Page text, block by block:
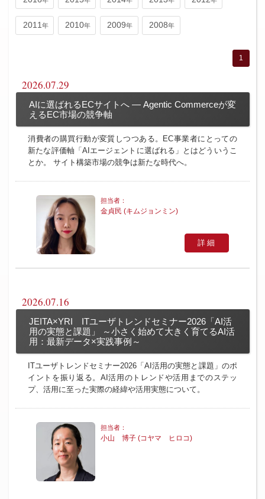
2011 2010 2009 2008
1
2026.07.29
AIに選ばれるECサイトへ ― Agentic Commerceが変
えるEC市場の競争軸
消費者の購買行動が変質しつつある。EC事業者にとっての
新たな評価軸「AIエージェントに選ばれる」とはどういうこ
とか。 サイト構築市場の競争は新たな時代へ。
金貞民 (キムジョンミン)
詳細
2026.07.16
JEITA×YRI ITユーザトレンドセミナー2026「AI活
用の実態と課題」 ～小さく始めて大きく育てるAI活
用：最新データ×実践事例～
ITユーザトレンドセミナー2026「AI活用の実態と課題」のポ
イントを振り返る。AI活用のトレンドや活用までのステッ
プ、活用に至った実際の経緯や活用実態について。
小山 博子 (コヤマ ヒロコ)